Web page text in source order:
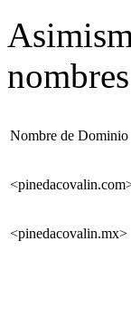
Nombre de Dominio
<pinedacovalin.mx>